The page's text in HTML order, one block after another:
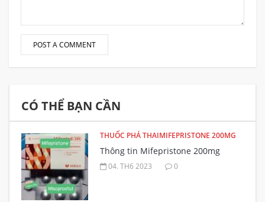
CÓ THỂ BẠN CẦN
THUỐC PHÁ THAIMIFEPRISTONE 200MG
Thông tin Mifepristone 200mg
04. TH6 2023 0